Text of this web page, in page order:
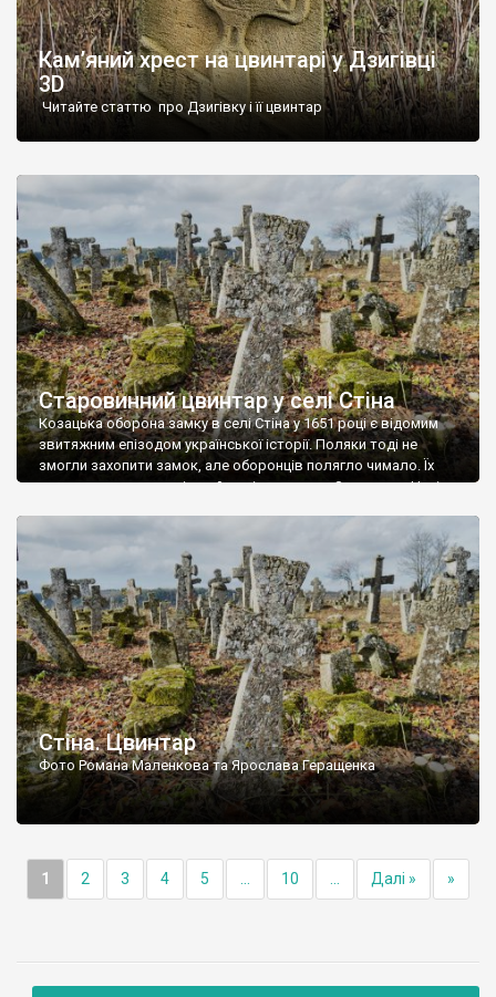
Кам’яний хрест на цвинтарі у Дзигівці
3D
Читайте статтю про Дзигівку і її цвинтар
Старовинний цвинтар у селі Стіна
Козацька оборона замку в селі Стіна у 1651 році є відомим
звитяжним епізодом української історії. Поляки тоді не
змогли захопити замок, але оборонців полягло чимало. Їх
поховали на цвинтарі, який тоді називався Замковим. Нині на
ньому чимало хрестів 19 століття, є такі, де епітафії стер […]
Стіна. Цвинтар
Фото Романа Маленкова та Ярослава Геращенка
1 2 3 4 5 10 Далі » »